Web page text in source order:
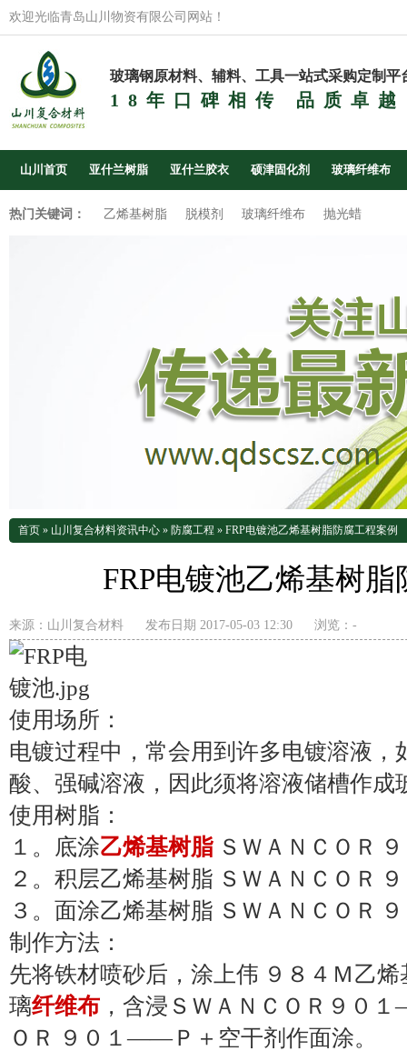
欢迎光临青岛山川物资有限公司网站！
玻璃钢原材料、辅料、工具一站式采购定制平
18年口碑相传 品质卓越
山川首页 亚什兰树脂 亚什兰胶衣 硕津固化剂 玻璃纤维布
热门关键词： 乙烯基树脂 脱模剂 玻璃纤维布 抛光蜡
首页 » 山川复合材料资讯中心 » 防腐工程 » FRP电镀池乙烯基树脂防腐工程案例
FRP电镀池乙烯基树
来源： 山川复合材料 发布日期 2017-05-03 12:30 浏览： -
使用场所：
电镀过程中，常会用到许多电镀溶液
酸、强碱溶液，因此须将溶液储槽作成
使用树脂：
１。底涂乙烯基树脂 ＳＷＡＮＣＯＲ
２。积层乙烯基树脂 ＳＷＡＮＣＯＲ
３。面涂乙烯基树脂 ＳＷＡＮＣＯＲ
制作方法：
先将铁材喷砂后，涂上伟 ９８４Ｍ乙
璃纤维布 ，含浸ＳＷＡＮＣＯＲ９０
ＯＲ ９０１——Ｐ＋空干剂作面涂。